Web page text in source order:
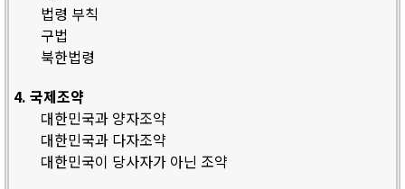
법령 부칙
구법
북한법령
4. 국제조약
대한민국과 양자조약
대한민국과 다자조약
대한민국이 당사자가 아닌 조약